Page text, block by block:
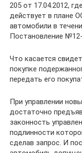
205 от 17.04.2012,
действует в плане
автомобили в
Постановление
Что касается
покупке
передать его
При управлении
достаточно
законность
подлинности
сделав запрос. И